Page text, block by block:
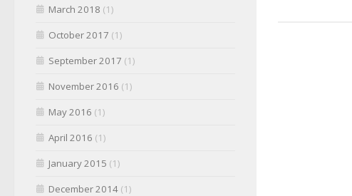
March 2018 (1)
October 2017 (1)
September 2017 (1)
November 2016 (1)
May 2016 (1)
April 2016 (1)
January 2015 (1)
December 2014 (1)